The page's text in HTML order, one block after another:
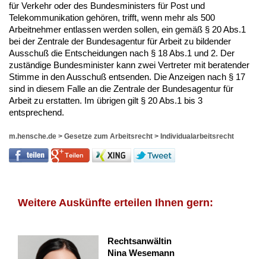
für Verkehr oder des Bundesministers für Post und
Telekommunikation gehören, trifft, wenn mehr als 500
Arbeitnehmer entlassen werden sollen, ein gemäß § 20 Abs.1
bei der Zentrale der Bundesagentur für Arbeit zu bildender
Ausschuß die Entscheidungen nach § 18 Abs.1 und 2. Der
zuständige Bundesminister kann zwei Vertreter mit beratender
Stimme in den Ausschuß entsenden. Die Anzeigen nach § 17
sind in diesem Falle an die Zentrale der Bundesagentur für
Arbeit zu erstatten. Im übrigen gilt § 20 Abs.1 bis 3
entsprechend.
m.hensche.de > Gesetze zum Arbeitsrecht > Individualarbeitsrecht
Weitere Auskünfte erteilen Ihnen gern:
Rechtsanwältin
Nina Wesemann